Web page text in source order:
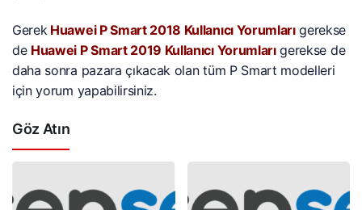
GerekHuawei P Smart 2018 Kullanıcı Yorumlarıgerekse
de Huawei P Smart 2019 Kullanıcı Yorumları gerekse de
daha sonra pazara çıkacak olan tüm P Smart modelleri
için yorum yapabilirsiniz.
Göz Atın